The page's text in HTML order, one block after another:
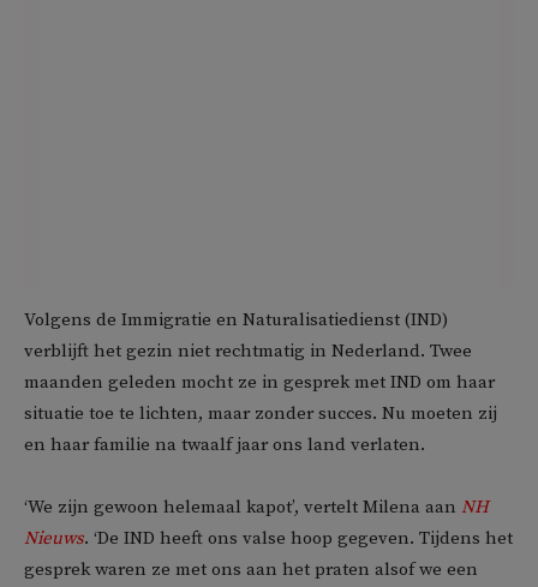
Volgens de Immigratie en Naturalisatiedienst (IND)
verblijft het gezin niet rechtmatig in Nederland. Twee
maanden geleden mocht ze in gesprek met IND om haar
situatie toe te lichten, maar zonder succes. Nu moeten zij
en haar familie na twaalf jaar ons land verlaten.
‘We zijn gewoon helemaal kapot’, vertelt Milena aan NH
Nieuws. ‘De IND heeft ons valse hoop gegeven. Tijdens het
gesprek waren ze met ons aan het praten alsof we een